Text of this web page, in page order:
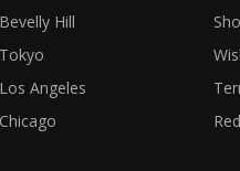
Bevelly Hill
Tokyo
Los Angeles
Chicago